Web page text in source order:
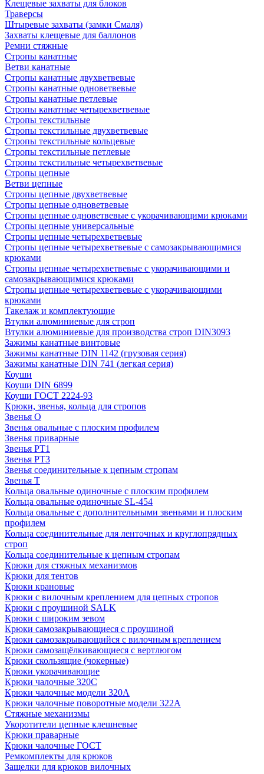
Клещевые захваты для блоков
Траверсы
Штыревые захваты (замки Смаля)
Захваты клещевые для баллонов
Ремни стяжные
Стропы канатные
Ветви канатные
Стропы канатные двухветвевые
Стропы канатные одноветвевые
Стропы канатные петлевые
Стропы канатные четырехветвевые
Стропы текстильные
Стропы текстильные двухветвевые
Стропы текстильные кольцевые
Стропы текстильные петлевые
Стропы текстильные четырехветвевые
Стропы цепные
Ветви цепные
Стропы цепные двухветвевые
Стропы цепные одноветвевые
Стропы цепные одноветвевые с укорачивающими крюками
Стропы цепные универсальные
Стропы цепные четырехветвевые
Стропы цепные четырехветвевые с самозакрывающимися
крюками
Стропы цепные четырехветвевые с укорачивающими и
самозакрывающимися крюками
Стропы цепные четырехветвевые с укорачивающими
крюками
Такелаж и комплектующие
Втулки алюминиевые для строп
Втулки алюминиевые для производства строп DIN3093
Зажимы канатные винтовые
Зажимы канатные DIN 1142 (грузовая серия)
Зажимы канатные DIN 741 (легкая серия)
Коуши
Коуши DIN 6899
Коуши ГОСТ 2224-93
Крюки, звенья, кольца для стропов
Звенья О
Звенья овальные с плоским профилем
Звенья приварные
Звенья РТ1
Звенья РТ3
Звенья соединительные к цепным стропам
Звенья Т
Кольца овальные одиночные c плоским профилем
Кольца овальные одиночные SL-454
Кольца овальные с дополнительными звеньями и плоским
профилем
Кольца соединительные для ленточных и круглопрядных
строп
Кольца соединительные к цепным стропам
Крюки для стяжных механизмов
Крюки для тентов
Крюки крановые
Крюки с вилочным креплением для цепных стропов
Крюки с проушиной SALK
Крюки с широким зевом
Крюки самозакрывающиеся с проушиной
Крюки самозакрывающийся с вилочным креплением
Крюки самозащёлкивающиеся с вертлюгом
Крюки скользящие (чокерные)
Крюки укорачивающие
Крюки чалочные 320C
Крюки чалочные модели 320А
Крюки чалочные поворотные модели 322А
Стяжные механизмы
Укоротители цепные клешневые
Крюки праварные
Крюки чалочные ГОСТ
Ремкомплекты для крюков
Защелки для крюков вилочных